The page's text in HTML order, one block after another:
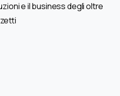
e il business degli oltre